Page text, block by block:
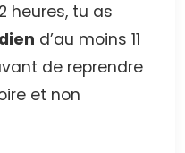
heures, tu as
d’au moins 11
de reprendre
et non